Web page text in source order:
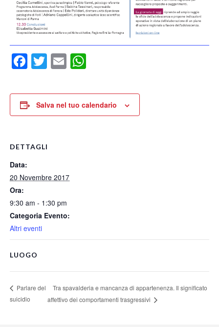
Facebook
Twitter
Email
Salva nel tuo calendario
DETTAGLI
Data:
20 Novembre 2017
Ora:
9:30 am - 1:30 pm
Categoria Evento:
Altri eventi
LUOGO
Parlare del
suicidio
Tra spavalderia e mancanza di appartenenza. Il significato
affettivo dei comportamenti trasgressivi